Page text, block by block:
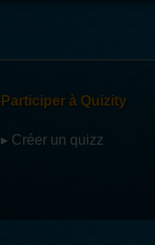
Participer à Quizity
▸ Créer un quizz